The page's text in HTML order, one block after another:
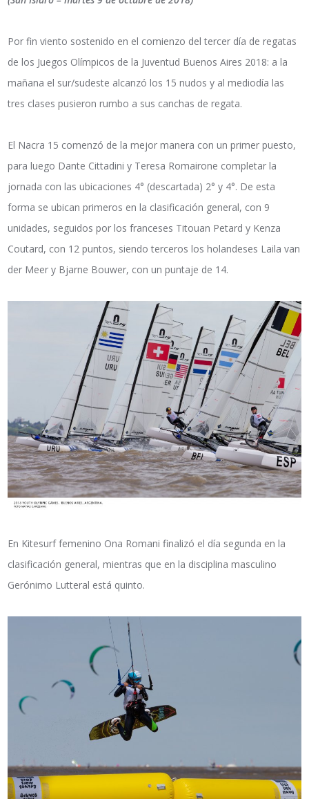
Por fin viento sostenido en el comienzo del tercer día de regatas
de los Juegos Olímpicos de la Juventud Buenos Aires 2018: a la
mañana el sur/sudeste alcanzó los 15 nudos y al mediodía las
tres clases pusieron rumbo a sus canchas de regata.
El Nacra 15 comenzó de la mejor manera con un primer puesto,
para luego Dante Cittadini y Teresa Romairone completar la
jornada con las ubicaciones 4° (descartada) 2° y 4°. De esta
forma se ubican primeros en la clasificación general, con 9
unidades, seguidos por los franceses Titouan Petard y Kenza
Coutard, con 12 puntos, siendo terceros los holandeses Laila van
der Meer y Bjarne Bouwer, con un puntaje de 14.
En Kitesurf femenino Ona Romani finalizó el día segunda en la
clasificación general, mientras que en la disciplina masculino
Gerónimo Lutteral está quinto.